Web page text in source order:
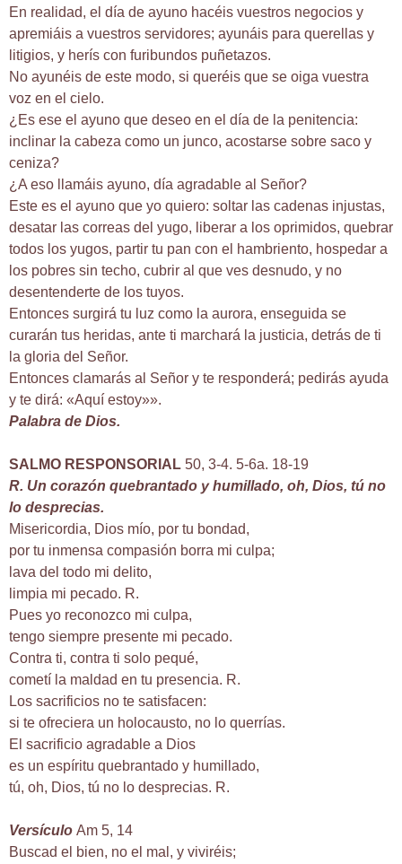
En realidad, el día de ayuno hacéis vuestros negocios y
apremiáis a vuestros servidores; ayunáis para querellas y
litigios, y herís con furibundos puñetazos.
No ayunéis de este modo, si queréis que se oiga vuestra
voz en el cielo.
¿Es ese el ayuno que deseo en el día de la penitencia:
inclinar la cabeza como un junco, acostarse sobre saco y
ceniza?
¿A eso llamáis ayuno, día agradable al Señor?
Este es el ayuno que yo quiero: soltar las cadenas injustas,
desatar las correas del yugo, liberar a los oprimidos, quebrar
todos los yugos, partir tu pan con el hambriento, hospedar a
los pobres sin techo, cubrir al que ves desnudo, y no
desentenderte de los tuyos.
Entonces surgirá tu luz como la aurora, enseguida se
curarán tus heridas, ante ti marchará la justicia, detrás de ti
la gloria del Señor.
Entonces clamarás al Señor y te responderá; pedirás ayuda
y te dirá: «Aquí estoy»».
Palabra de Dios.
SALMO RESPONSORIAL 50, 3-4. 5-6a. 18-19
R. Un corazón quebrantado y humillado, oh, Dios, tú no
lo desprecias.
Misericordia, Dios mío, por tu bondad,
por tu inmensa compasión borra mi culpa;
lava del todo mi delito,
limpia mi pecado. R.
Pues yo reconozco mi culpa,
tengo siempre presente mi pecado.
Contra ti, contra ti solo pequé,
cometí la maldad en tu presencia. R.
Los sacrificios no te satisfacen:
si te ofreciera un holocausto, no lo querrías.
El sacrificio agradable a Dios
es un espíritu quebrantado y humillado,
tú, oh, Dios, tú no lo desprecias. R.
Versículo Am 5, 14
Buscad el bien, no el mal, y viviréis;